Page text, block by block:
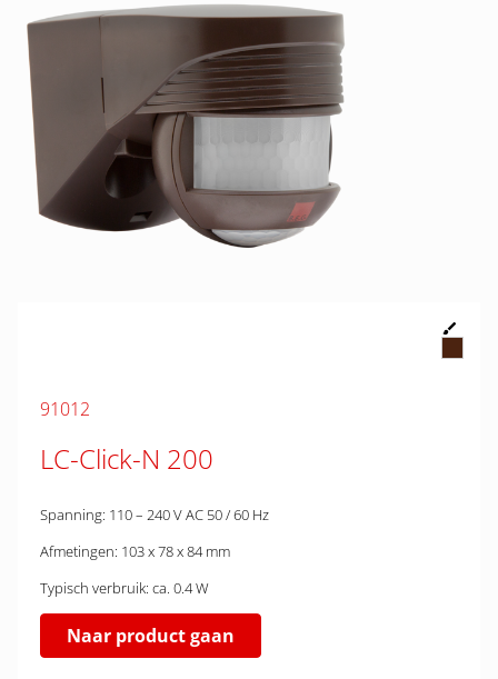
91012
LC-Click-N 200
Spanning: 110 – 240 V AC 50 / 60 Hz
Afmetingen: 103 x 78 x 84 mm
Typisch verbruik: ca. 0.4 W
Naar product gaan